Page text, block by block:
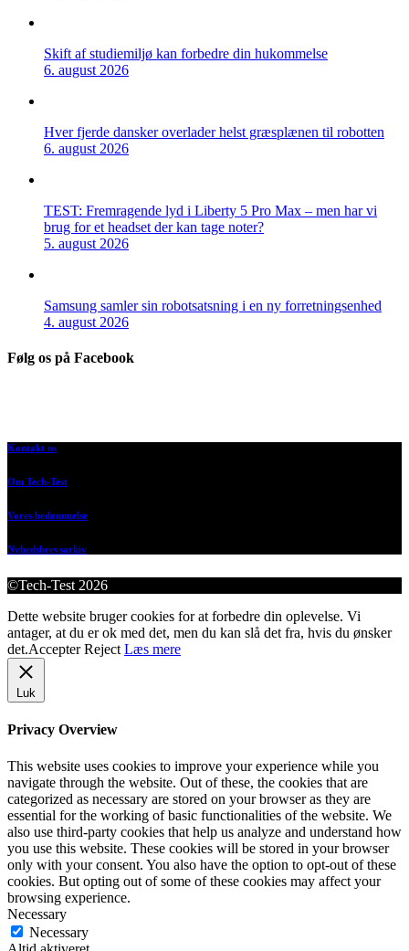
Skift af studiemiljø kan forbedre din hukommelse
6. august 2026
Hver fjerde dansker overlader helst græsplænen til robotten
6. august 2026
TEST: Fremragende lyd i Liberty 5 Pro Max – men har vi
brug for et headset der kan tage noter?
5. august 2026
Samsung samler sin robotsatsning i en ny forretningsenhed
4. august 2026
Følg os på Facebook
Kontakt os
Om Tech-Test
Vores bedømmelse
Nyhedsbrevsarkiv
©Tech-Test 2026
Dette website bruger cookies for at forbedre din oplevelse. Vi
antager, at du er ok med det, men du kan slå det fra, hvis du ønsker
det.Accepter Reject Læs mere
Luk
Privacy Overview
This website uses cookies to improve your experience while you
navigate through the website. Out of these, the cookies that are
categorized as necessary are stored on your browser as they are
essential for the working of basic functionalities of the website. We
also use third-party cookies that help us analyze and understand how
you use this website. These cookies will be stored in your browser
only with your consent. You also have the option to opt-out of these
cookies. But opting out of some of these cookies may affect your
browsing experience.
Necessary
Necessary